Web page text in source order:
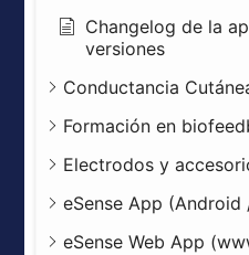
Changelog de la
versiones
Conductancia
Formación en
Electrodos y
eSense App (Android
eSense Web App